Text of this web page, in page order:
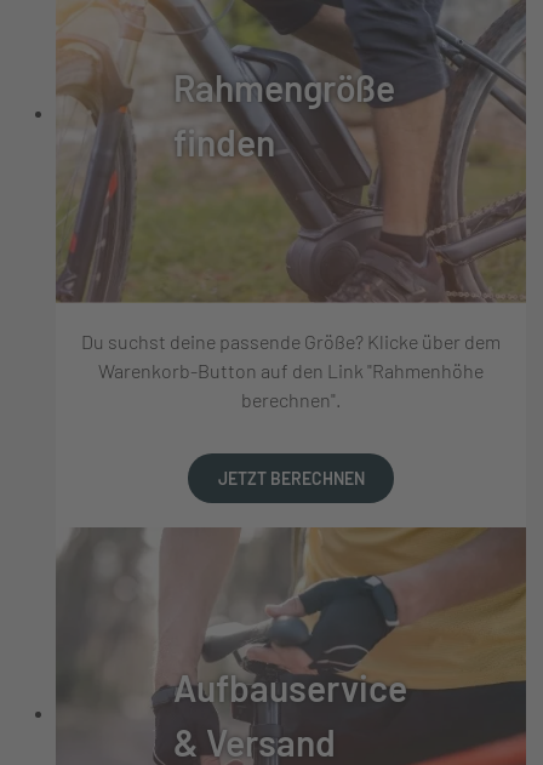
Rahmengröße
finden
Du suchst deine passende Größe? Klicke über dem
Warenkorb-Button auf den Link "Rahmenhöhe
berechnen".
JETZT BERECHNEN
Aufbauservice
& Versand